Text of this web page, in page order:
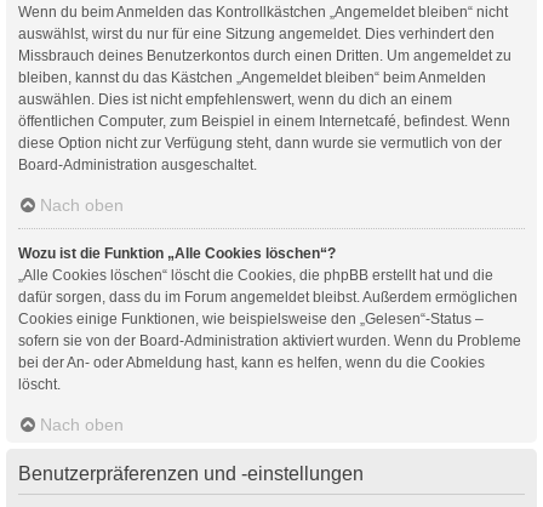
Wenn du beim Anmelden das Kontrollkästchen „Angemeldet bleiben“ nicht
auswählst, wirst du nur für eine Sitzung angemeldet. Dies verhindert den
Missbrauch deines Benutzerkontos durch einen Dritten. Um angemeldet zu
bleiben, kannst du das Kästchen „Angemeldet bleiben“ beim Anmelden
auswählen. Dies ist nicht empfehlenswert, wenn du dich an einem
öffentlichen Computer, zum Beispiel in einem Internetcafé, befindest. Wenn
diese Option nicht zur Verfügung steht, dann wurde sie vermutlich von der
Board-Administration ausgeschaltet.
Nach oben
Wozu ist die Funktion „Alle Cookies löschen“?
„Alle Cookies löschen“ löscht die Cookies, die phpBB erstellt hat und die
dafür sorgen, dass du im Forum angemeldet bleibst. Außerdem ermöglichen
Cookies einige Funktionen, wie beispielsweise den „Gelesen“-Status –
sofern sie von der Board-Administration aktiviert wurden. Wenn du Probleme
bei der An- oder Abmeldung hast, kann es helfen, wenn du die Cookies
löscht.
Nach oben
Benutzerpräferenzen und -einstellungen